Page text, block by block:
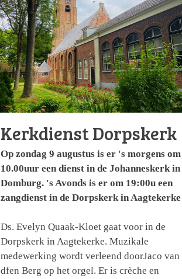
Kerkdienst Dorpskerk
Op zondag 9 augustus is er 's morgens om
10.00uur een dienst in de Johanneskerk in
Domburg. 's Avonds is er om 19:00u een
zangdienst in de Dorpskerk in Aagtekerke
Ds. Evelyn Quaak-Kloet gaat voor in de
Dorpskerk in Aagtekerke. Muzikale
medewerking wordt verleend doorJaco van
dfen Berg op het orgel. Er is crèche en